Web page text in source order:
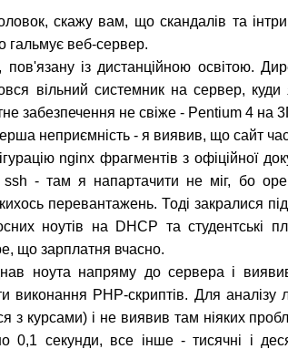
скажу вам, що скандалів та
гальмує веб-сервер.
із дистанційною освітою.
вільний системник на сервер,
забезпечення не свіже - Pentium 4 на
неприємність - я виявив, що сайт
nginx фрагментів з офіційної
- там я напартачити не міг, бо
перевантажень. Тоді закралися
ноутів на DHCP та студентські
що зарплатня вчасно.
ноута напряму до сервера і
виконання PHP-скриптів. Для аналізу
з курсами) і не виявив там ніяких
0,1 секунди, все інше - тисячні і